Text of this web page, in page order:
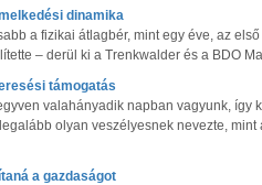
dinamika
a fizikai átlagbér, mint egy éve, az
– derül ki a Trenkwalder és a BDO
támogatás
valahányadik napban vagyunk, így
olyan veszélyesnek nevezte,
a gazdaságot